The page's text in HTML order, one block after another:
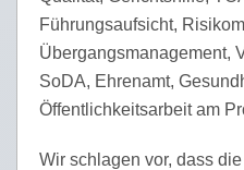
Führungsaufsicht,
Übergangsmanagement,
SoDA, Ehrenamt,
Öffentlichkeitsarbeit am
Wir schlagen vor, dass